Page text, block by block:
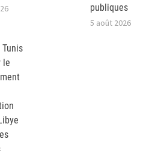
publiques
5 août 2026
le